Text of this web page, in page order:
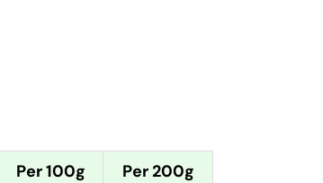
Per 100g
Per 200g